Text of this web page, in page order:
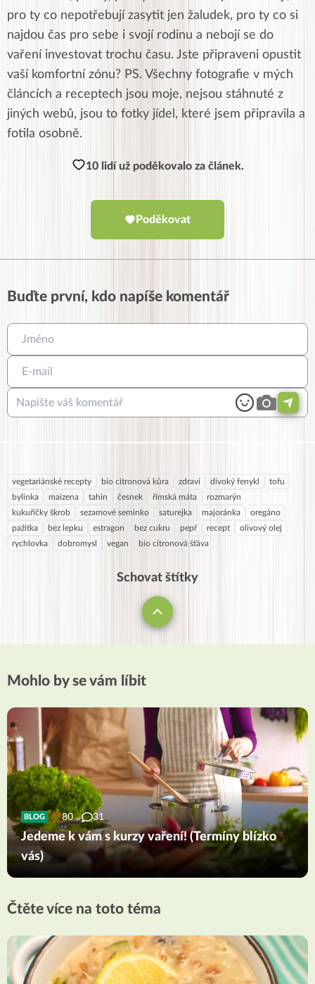
pro ty co nepotřebují zasytit jen žaludek, pro ty co si
najdou čas pro sebe i svojí rodinu a nebojí se do
vaření investovat trochu času. Jste připraveni opustit
vaší komfortní zónu? PS. Všechny fotografie v mých
článcích a receptech jsou moje, nejsou stáhnuté z
jiných webů, jsou to fotky jídel, které jsem připravila a
fotila osobně.
10 lidí už poděkovalo za článek.
Poděkovat
Buďte první, kdo napíše komentář
vegetariánské recepty bio citronová kůra zdraví divoký fenykl
tofu
bylinka
maizena tahin česnek římská máta
rozmarýn
kukuřičky škrob
sezamové seminko saturejka majoránka
oregáno
pažitka
bez lepku estragon bez cukru pepř recept
olivový olej
rychlovka
dobromysl vegan bio citronová šťáva
Schovat štítky
Mohlo by se vám líbit
BLOG 80 31
Jedeme k vám s kurzy vaření! (Termíny blízko
vás)
Čtěte více na toto téma